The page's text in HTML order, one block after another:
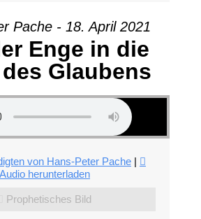
Pache - 18. April 2021
Enge in die
Glaubens
von Hans-Peter Pache|
Audio herunterladen
Prophetisches Bild